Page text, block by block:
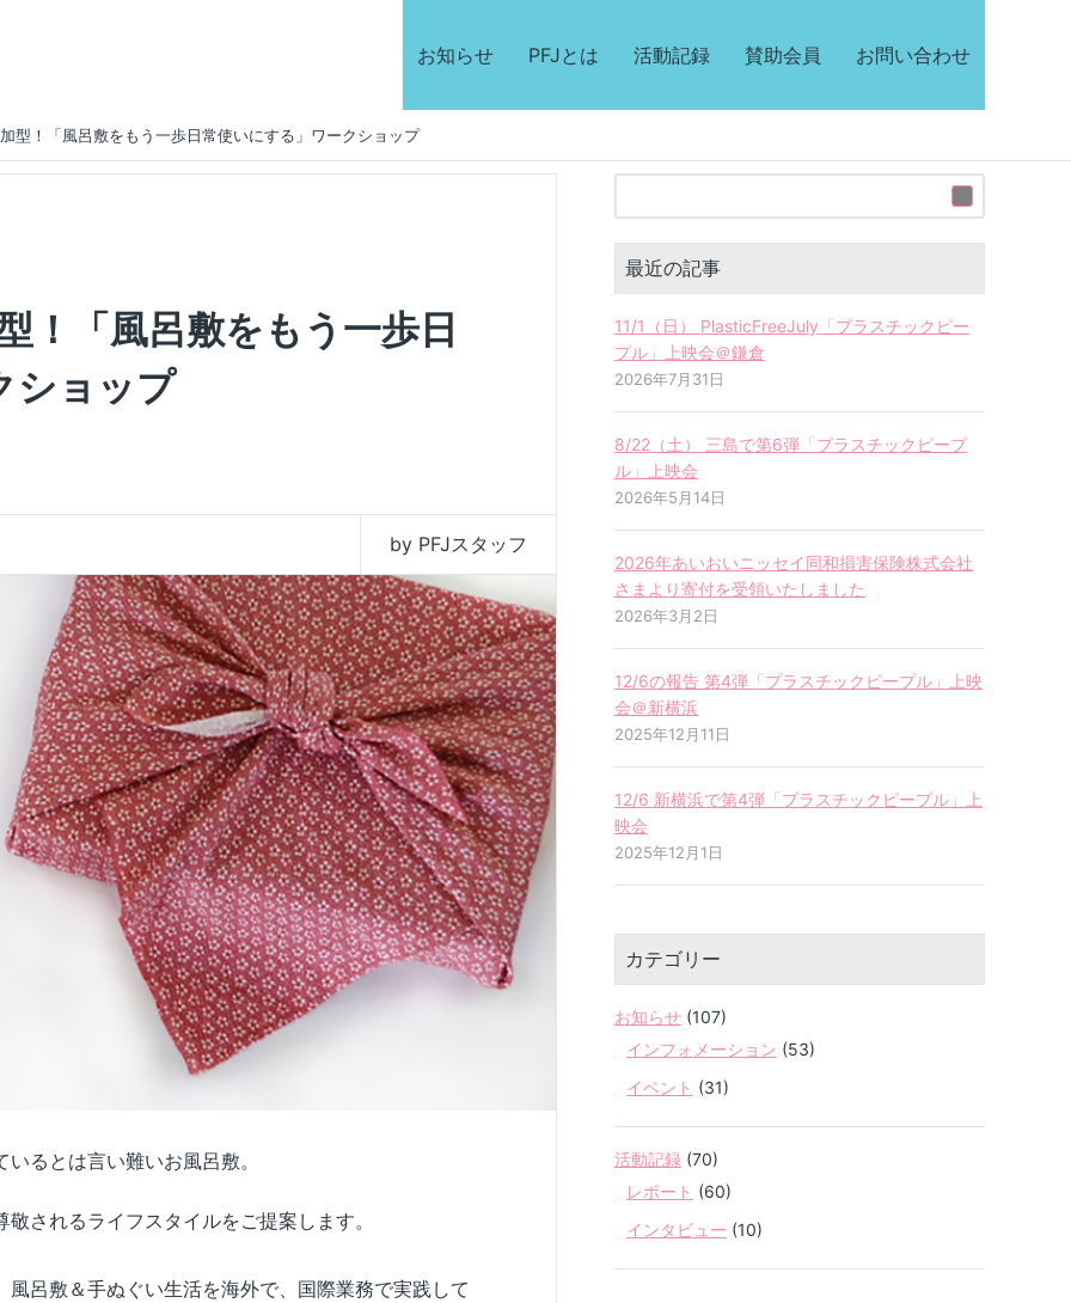
お知らせ PFJとは 活動記録 賛助会員 お問い合わせ
型！「風呂敷をもう一歩日常使いにする」ワークショップ
！「風呂敷をもう一歩日
ショップ
by PFJスタッフ
るとは言い難いお風呂敷。
されるライフスタイルをご提案します。
呂敷＆手ぬぐい生活を海外で、国際業務で実践して
最近の記事
11/1（日） PlasticFreeJuly「プラスチックピー
プル」上映会＠鎌倉
2026年7月31日
8/22（土） 三島で第6弾「プラスチックピープ
ル」上映会
2026年5月14日
2026年あいおいニッセイ同和損害保険株式会社
さまより寄付を受領いたしました
2026年3月2日
12/6の報告 第4弾「プラスチックピープル」上映
会＠新横浜
2025年12月11日
12/6 新横浜で第4弾「プラスチックピープル」上
映会
2025年12月1日
カテゴリー
お知らせ (107)
インフォメーション (53)
イベント (31)
活動記録 (70)
レポート (60)
インタビュー (10)